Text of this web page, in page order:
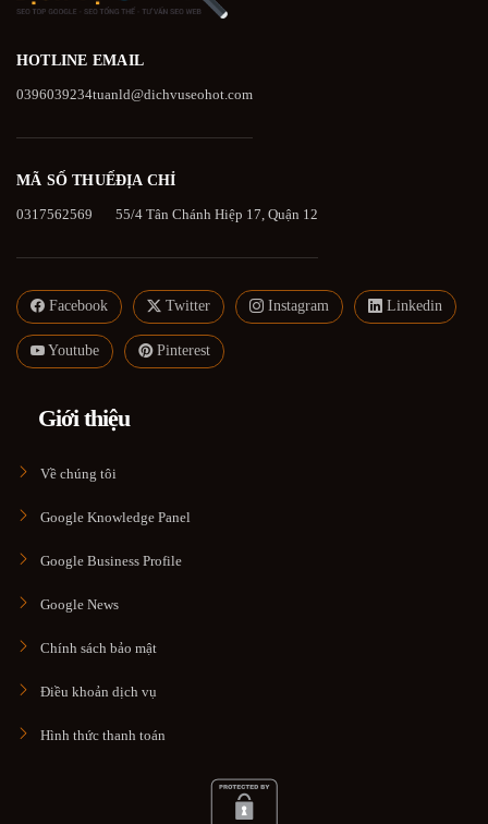
HOTLINE
0396039234
EMAIL
tuanld@dichvuseohot.com
MÃ SỐ THUẾ
0317562569
ĐỊA CHỈ
55/4 Tân Chánh Hiệp 17, Quận 12
Facebook Twitter Instagram Linkedin
Youtube Pinterest
Giới thiệu
Về chúng tôi
Google Knowledge Panel
Google Business Profile
Google News
Chính sách bảo mật
Điều khoản dịch vụ
Hình thức thanh toán